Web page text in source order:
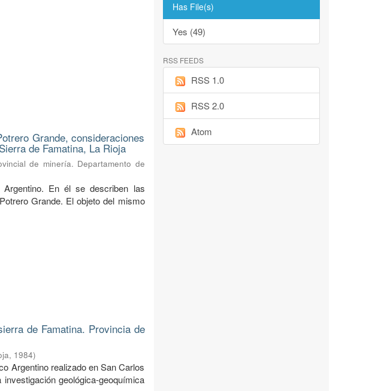
Grande, consideraciones
de Famatina, La Rioja
de minería. Departamento de
En él se describen las
Grande. El objeto del mismo
de Famatina. Provincia de
, 1984)
Argentino realizado en San Carlos
geológica-geoquímica
Has File(s)
Yes (49)
RSS FEEDS
RSS 1.0
RSS 2.0
Atom